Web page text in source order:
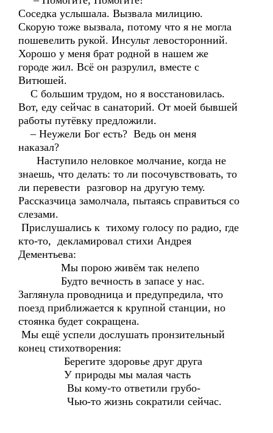
Соседка услышала. Вызвала милицию.
Скорую тоже вызвала, потому что я не могла
пошевелить рукой. Инсульт левосторонний.
Хорошо у меня брат родной в нашем же
городе жил. Всё он разрулил, вместе с
Витюшей.
С большим трудом, но я восстановилась.
Вот, еду сейчас в санаторий. От моей бывшей
работы путёвку предложили.
– Неужели Бог есть? Ведь он меня
наказал?
Наступило неловкое молчание, когда не
знаешь, что делать: то ли посочувствовать, то
ли перевести разговор на другую тему.
Рассказчица замолчала, пытаясь справиться со
слезами.
Прислушались к тихому голосу по радио, где
кто-то, декламировал стихи Андрея
Дементьева:
Мы порою живём так нелепо
Будто вечность в запасе у нас.
Заглянула проводница и предупредила, что
поезд приближается к крупной станции, но
стоянка будет сокращена.
Мы ещё успели дослушать пронзительный
конец стихотворения:
Берегите здоровье друг друга
У природы мы малая часть
Вы кому-то ответили грубо-
Чью-то жизнь сократили сейчас.